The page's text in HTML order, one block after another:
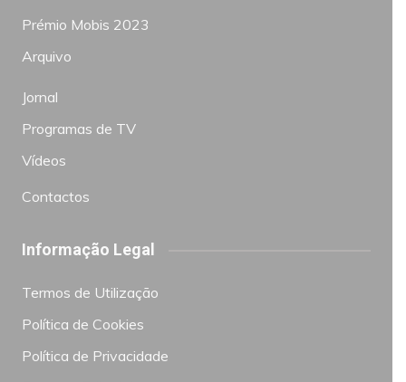
Prémio Mobis 2023
Arquivo
Jornal
Programas de TV
Vídeos
Contactos
Informação Legal
Termos de Utilização
Política de Cookies
Política de Privacidade